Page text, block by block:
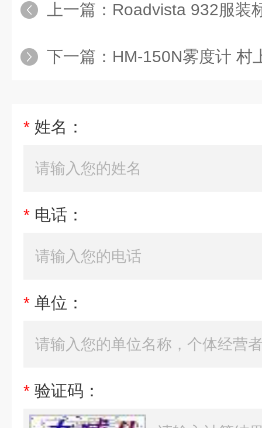
上一篇： Roadvista 932服装
下一篇： HM-150N雾度计 村
* 姓名：
* 电话：
* 单位：
* 验证码：